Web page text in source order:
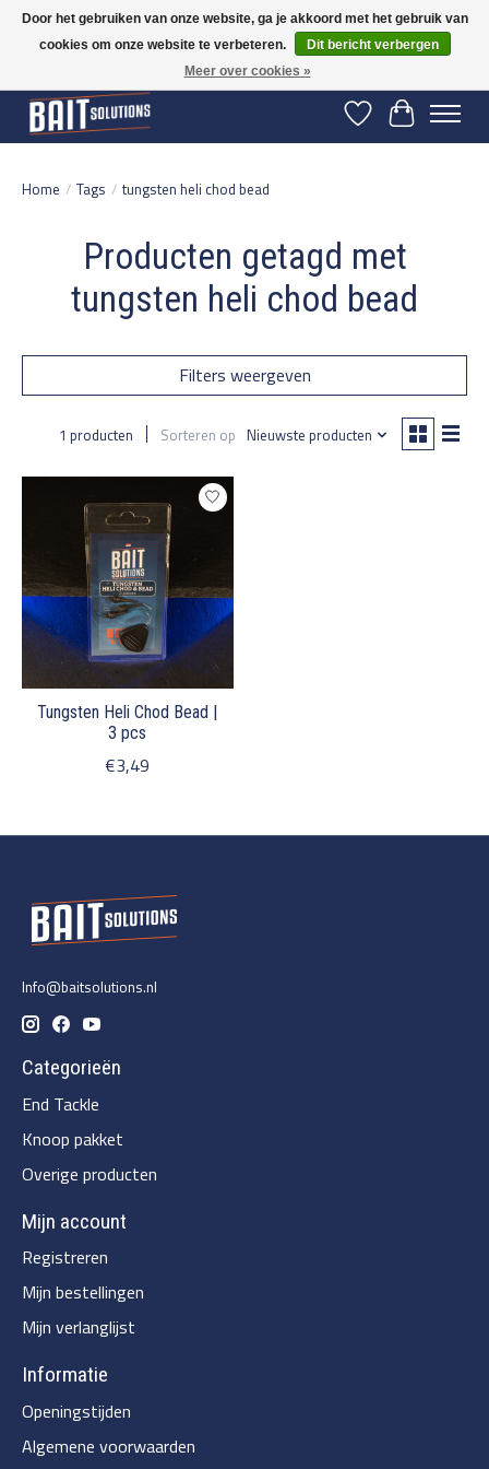
Gratis verzending vanaf 50 euro binnen NL | Op voorraad binnen 2-5 werkdagen
verzonden | België vanaf 70 euro gratis verzonden
Verlanglijst
Home / Tags / tungsten heli chod bead
Producten getagd met
tungsten heli chod bead
Filters weergeven
1 producten Sorteren op Nieuwste producten
Tungsten Heli Chod Bead |
3 pcs
€3,49
Info@baitsolutions.nl
Categorieën
End Tackle
Knoop pakket
Overige producten
Mijn account
Registreren
Mijn bestellingen
Mijn verlanglijst
Informatie
Openingstijden
Algemene voorwaarden
Door het gebruiken van onze website, ga je akkoord met het gebruik van
cookies om onze website te verbeteren.
Dit bericht verbergen
Meer over cookies »